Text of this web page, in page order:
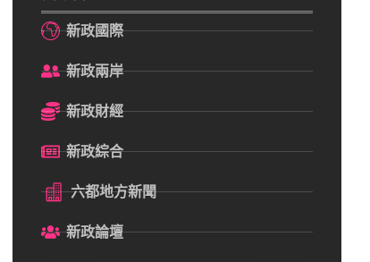
新政國際
新政兩岸
新政財經
新政綜合
六都地方新聞
新政論壇